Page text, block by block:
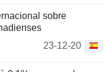
sobre
23-12-20